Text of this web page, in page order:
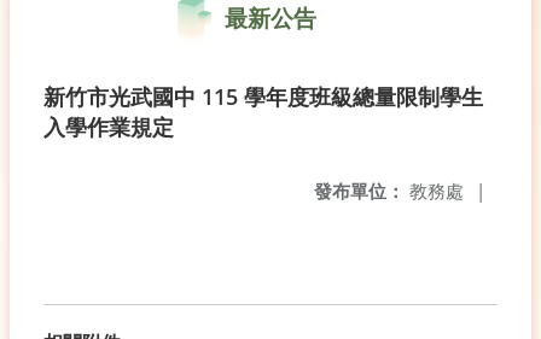
最新公告
新竹市光武國中 115 學年度班級總量限制學生
入學作業規定
發布單位： 教務處 |